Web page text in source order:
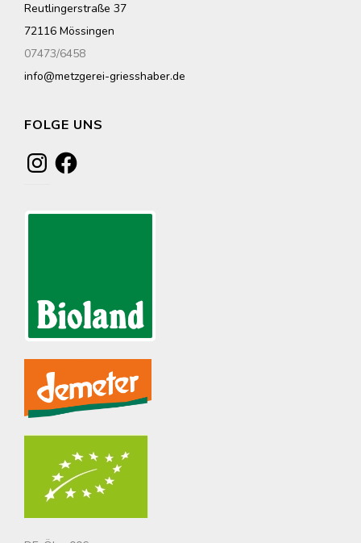
Reutlingerstraße 37
72116 Mössingen
07473/6458
info@metzgerei-griesshaber.de
FOLGE UNS
InstagramFacebook